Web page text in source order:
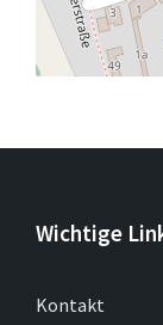
Wichtige
Kontakt